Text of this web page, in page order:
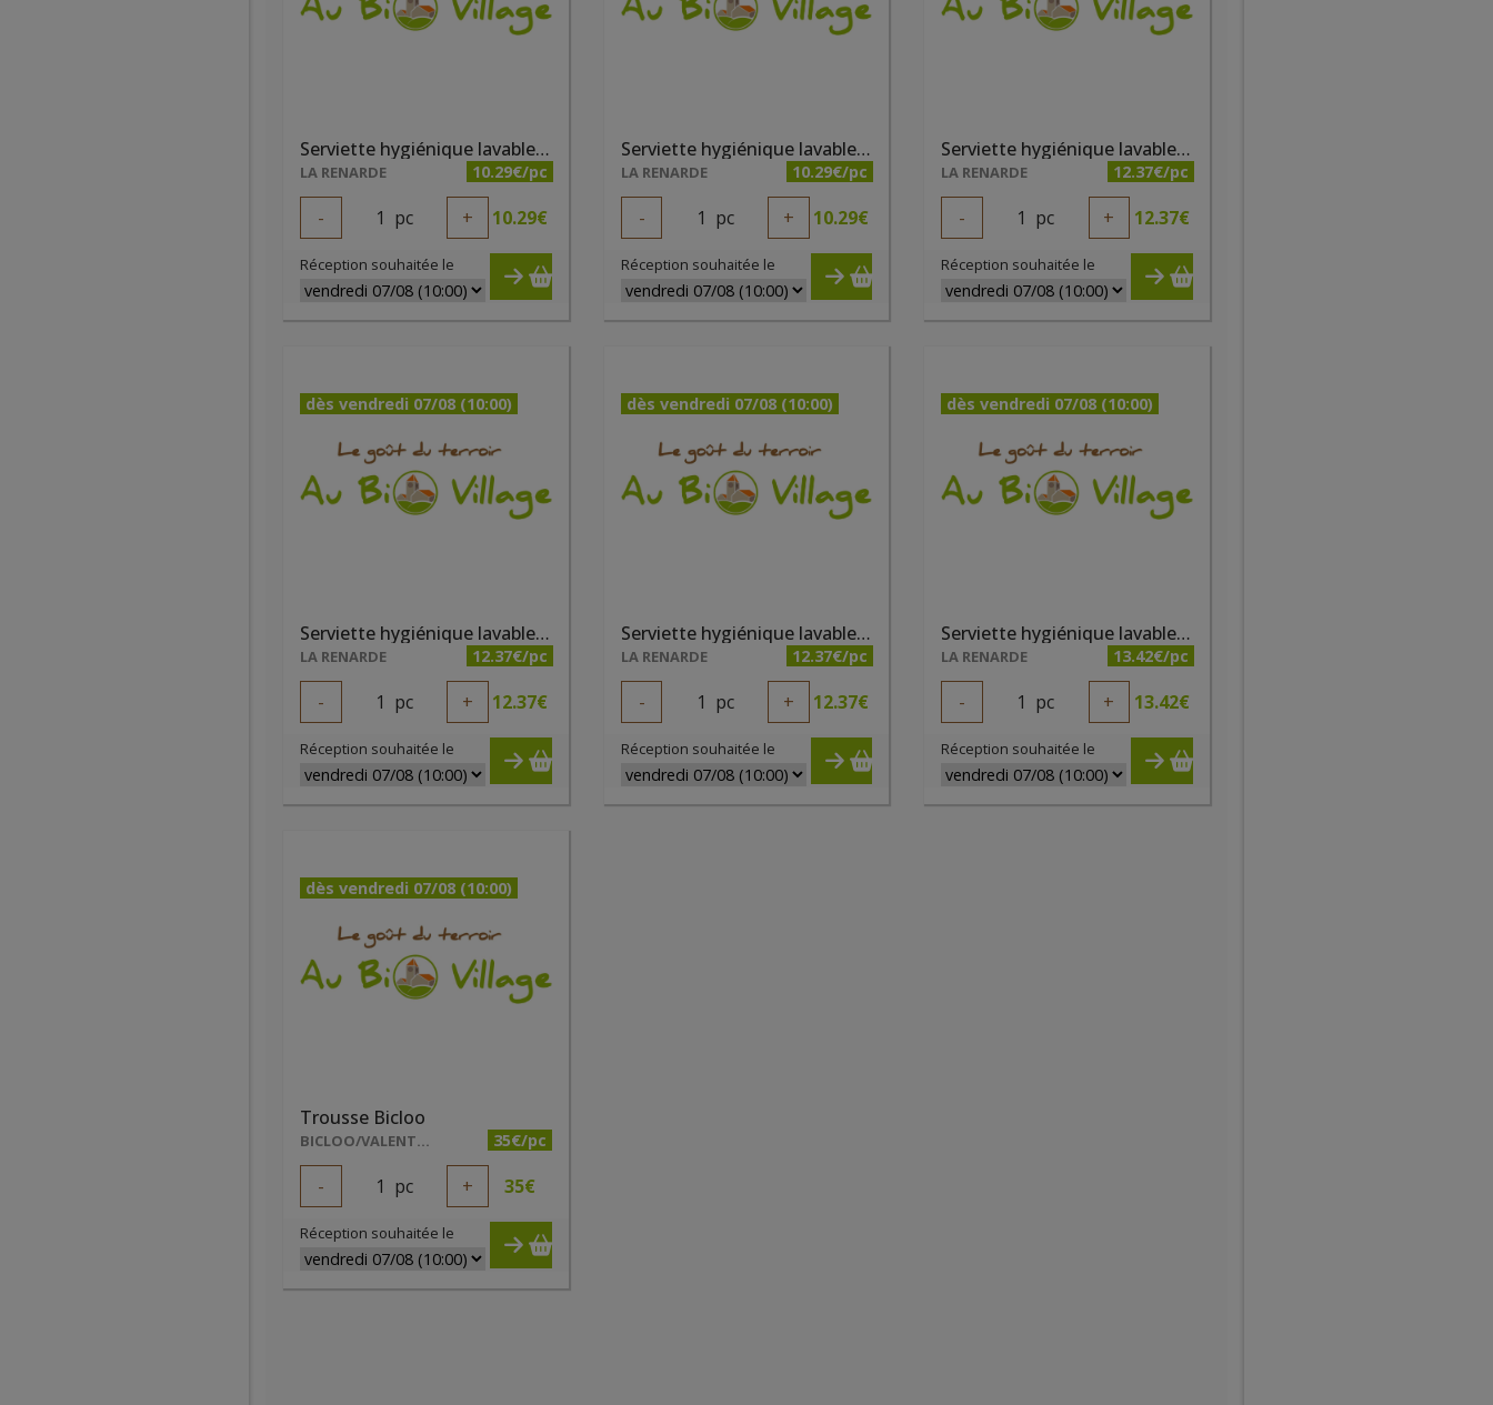
Serviette hygiénique lavable taille 2 fushia
LA RENARDE 10.29€/pc
- 1 pc + 10.29€
Réception souhaitée le
Serviette hygiénique lavable taille 2 gris
LA RENARDE 10.29€/pc
- 1 pc + 10.29€
Réception souhaitée le
Serviette hygiénique lavable taille 3 fushia
LA RENARDE 12.37€/pc
- 1 pc + 12.37€
Réception souhaitée le
dès vendredi 07/08 (10:00)
Serviette hygiénique lavable taille 3 gris
LA RENARDE 12.37€/pc
- 1 pc + 12.37€
Réception souhaitée le
dès vendredi 07/08 (10:00)
Serviette hygiénique lavable taille 3 noisette
LA RENARDE 12.37€/pc
- 1 pc + 12.37€
Réception souhaitée le
dès vendredi 07/08 (10:00)
Serviette hygiénique lavable taille 4 fushia
LA RENARDE 13.42€/pc
- 1 pc + 13.42€
Réception souhaitée le
dès vendredi 07/08 (10:00)
Trousse Bicloo
BICLOO/VALENTIN DE RODDER 35€/pc
- 1 pc + 35€
Réception souhaitée le